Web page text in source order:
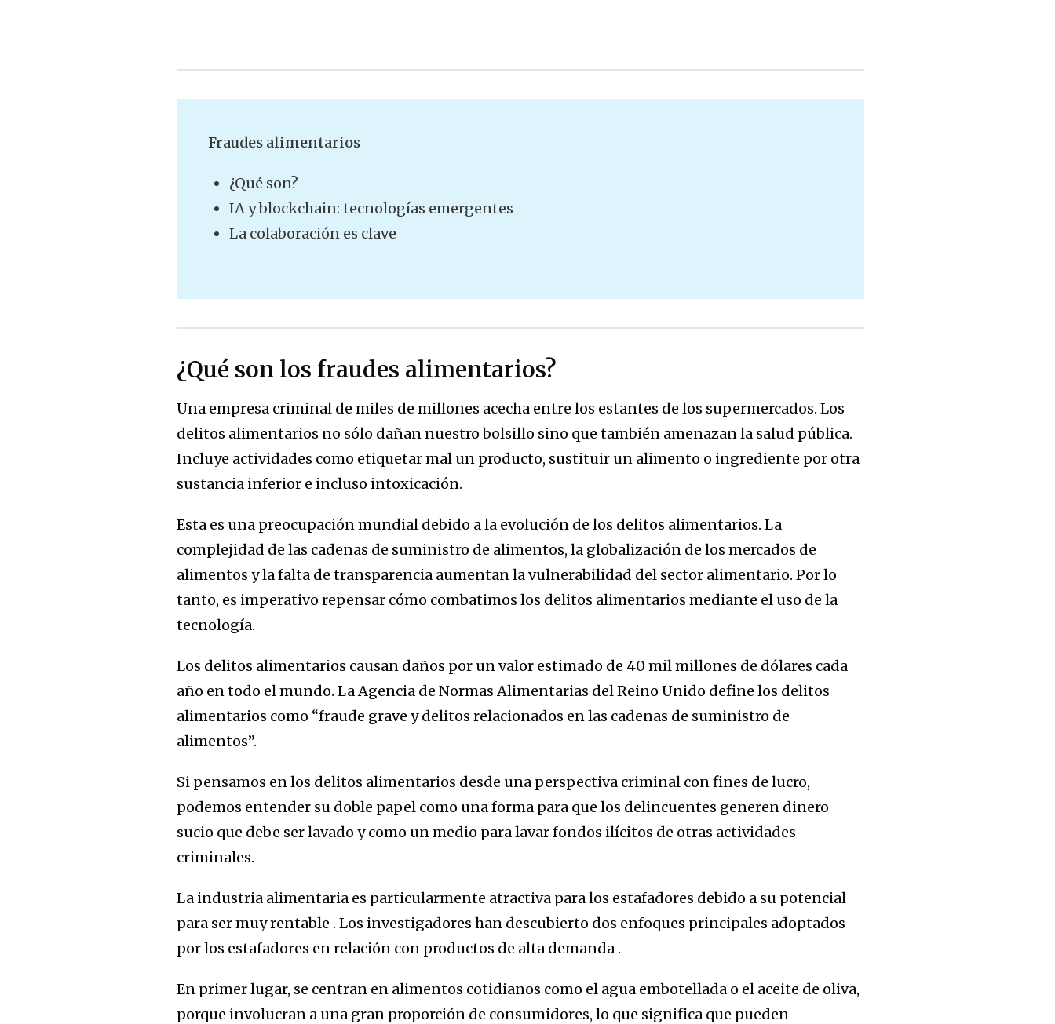
Fraudes alimentarios
¿Qué son?
IA y blockchain: tecnologías emergentes
La colaboración es clave
¿Qué son los fraudes alimentarios?
Una empresa criminal de miles de millones acecha entre los estantes de los supermercados. Los
delitos alimentarios no sólo dañan nuestro bolsillo sino que también amenazan la salud pública.
Incluye actividades como etiquetar mal un producto, sustituir un alimento o ingrediente por otra
sustancia inferior e incluso intoxicación.
Esta es una preocupación mundial debido a la evolución de los delitos alimentarios. La
complejidad de las cadenas de suministro de alimentos, la globalización de los mercados de
alimentos y la falta de transparencia aumentan la vulnerabilidad del sector alimentario. Por lo
tanto, es imperativo repensar cómo combatimos los delitos alimentarios mediante el uso de la
tecnología.
Los delitos alimentarios causan daños por un valor estimado de 40 mil millones de dólares cada
año en todo el mundo. La Agencia de Normas Alimentarias del Reino Unido define los delitos
alimentarios como “fraude grave y delitos relacionados en las cadenas de suministro de
alimentos”.
Si pensamos en los delitos alimentarios desde una perspectiva criminal con fines de lucro,
podemos entender su doble papel como una forma para que los delincuentes generen dinero
sucio que debe ser lavado y como un medio para lavar fondos ilícitos de otras actividades
criminales.
La industria alimentaria es particularmente atractiva para los estafadores debido a su potencial
para ser muy rentable . Los investigadores han descubierto dos enfoques principales adoptados
por los estafadores en relación con productos de alta demanda .
En primer lugar, se centran en alimentos cotidianos como el agua embotellada o el aceite de oliva,
porque involucran a una gran proporción de consumidores, lo que significa que pueden